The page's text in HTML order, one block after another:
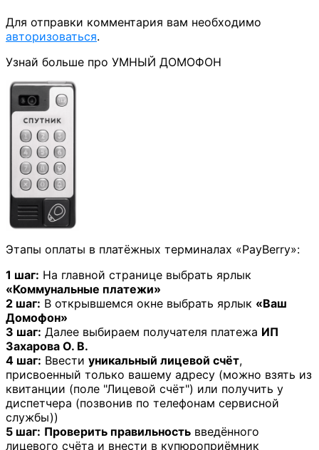
Для отправки комментария вам необходимо
авторизоваться.
Узнай больше про УМНЫЙ ДОМОФОН
Этапы оплаты в платёжных терминалах «PayBerry»:
1 шаг: На главной странице выбрать ярлык
«Коммунальные платежи»
2 шаг: В открывшемся окне выбрать ярлык «Ваш
Домофон»
3 шаг: Далее выбираем получателя платежа ИП
Захарова О. В.
4 шаг: Ввести уникальный лицевой счёт,
присвоенный только вашему адресу (можно взять из
квитанции (поле "Лицевой счёт") или получить у
диспетчера (позвонив по телефонам сервисной
службы))
5 шаг: Проверить правильность введённого
лицевого счёта и внести в купюроприёмник